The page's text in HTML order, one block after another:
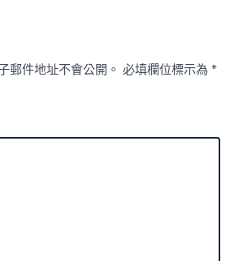
郵件地址不會公開。 必填欄位標示為*